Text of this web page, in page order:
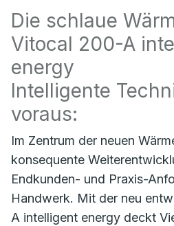
Die schlaue
Vitocal 200-A
energy
Intelligente
voraus:
Im Zentrum der neuen
konsequente
Endkunden- und Praxis-
Handwerk. Mit der neu
A intelligent energy deckt